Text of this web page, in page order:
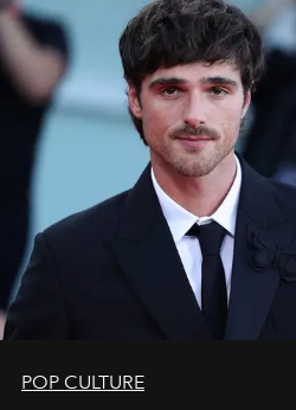
POP CULTURE